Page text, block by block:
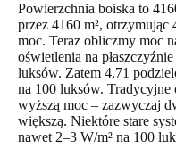
Powierzchnia boiska to
przez 4160 m², otrzymując
moc. Teraz obliczmy moc
oświetlenia na
luksów. Zatem 4,71
na 100 luksów. Tradycyjne
wyższą moc – zazwyczaj
większą. Niektóre stare
nawet 2–3 W/m² na 100